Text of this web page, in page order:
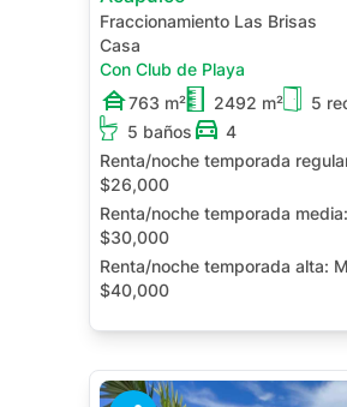
Fraccionamiento Las Brisas
Casa
Con Club de Playa
763 m²
2492 m²
5
5 baños
4
Renta/noche temporada
$26,000
Renta/noche temporada media:
$30,000
Renta/noche temporada alta:
$40,000
Alberca Privada
Jacuzzi